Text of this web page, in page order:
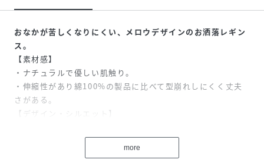
おなかが苦しくなりにくい、メロウデザインのお洒落レギン
ス。
【素材感】
・ナチュラルで優しい肌触り。
・伸縮性があり綿100%の製品に比べて型崩れしにくく丈夫
さがある。
【デザイン・シルエット】
しくなりにくいレギンス。
・シンプルな形ながらもフロントのメロウがポイントになっ
more